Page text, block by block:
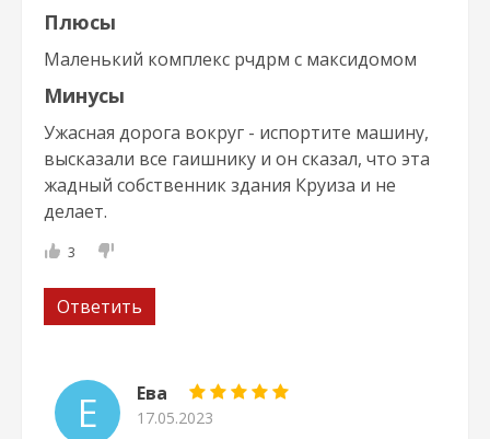
Плюсы
Маленький комплекс рчдрм с максидомом
Минусы
Ужасная дорога вокруг - испортите машину,
высказали все гаишнику и он сказал, что эта
жадный собственник здания Круиза и не
делает.
3
Ответить
Е Ева
17.05.2023